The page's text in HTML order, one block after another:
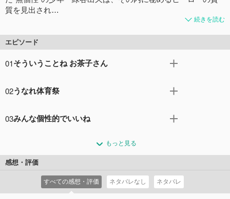
質を見出され…
続きを読む
エピソード
01そういうことね お茶子さん
る名門・雄英高校の敵＜ヴィラン＞連合襲撃事件から2日
らず意気が上がっていた。日本中から注目されるビッグイ
れたのだ！活躍次第でプロのスカウトの目にも留まるこの
る気満々。それにはひとつの理由があり、出久はお茶子か
コメント41件拍手77回
02うなれ体育祭
ルマイトから雄英体育祭に向け大きな期待を投げかけら
情視察のため他クラスから多くの人間が押し寄せてきた。
みんなの闘志を目の当たりにし、自分を見つめ直した出久
は気合を入れ直す。それぞれが特訓の日々を重ねて、いよ
いよ体育祭当日がやってきた！第一種目は「障害物競
走」。しかしここは雄英高校。ただ障害物競争と呼ぶには
03みんな個性的でいいね
争」がスタートした。まず生徒たちの前に立ち塞がった巨
大な仮想敵＜ヴィラン＞ロボに対し、優勝候補の轟はすさ
かし、爆豪をはじめ、他の生徒たちも負けておらず、それ
ぞれ“個性”を発揮して先行する轟を追う。そして出久
もっと見る
感想・評価
すべての感想・評価 ネタバレなし ネタバレ